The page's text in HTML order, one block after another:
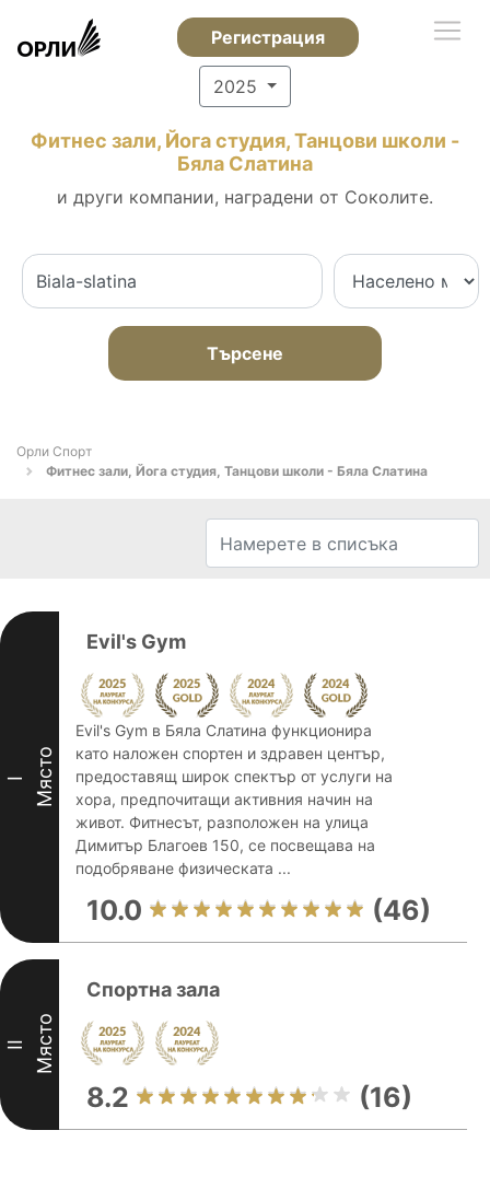
Регистрация
2025
Фитнес зали, Йога студия, Танцови школи -
Бяла Слатина
и други компании, наградени от Соколите.
Търсене
Орли Спорт
Фитнес зали, Йога студия, Танцови школи - Бяла Слатина
I Място
Evil's Gym
Evil's Gym в Бяла Слатина функционира
като наложен спортен и здравен център,
предоставящ широк спектър от услуги на
хора, предпочитащи активния начин на
живот. Фитнесът, разположен на улица
Димитър Благоев 150, се посвещава на
подобряване физическата ...
10.0 (46)
II Място
Спортна зала
8.2 (16)